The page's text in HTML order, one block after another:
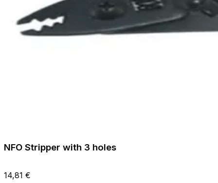
NFO Stripper with 3 holes
14,81 €